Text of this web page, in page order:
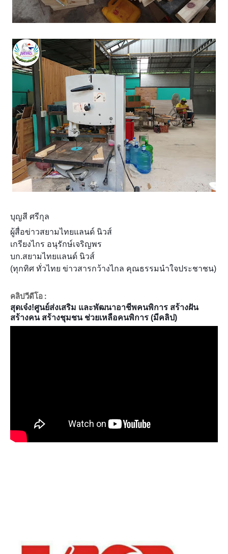
บุญสี ศรีกุล
ผู้สื่อข่าวสยามไทยแลนด์ นิวส์
เกรียงไกร อนุรักษ์เจริญพร
บก.สยามไทยแลนด์ นิวส์
(ทุกทิศ ทั่วไทย ข่าวสารกว้างไกล คุณธรรมนำใจประชาชน)
คลิปวีดีโอ :
สุดเจ๋ง!ศูนย์ส่งเสริม และพัฒนาอาชีพคนพิการ สร้างฝัน
สร้างคน สร้างชุมชน ช่วยเหลือคนพิการ (มีคลิป)